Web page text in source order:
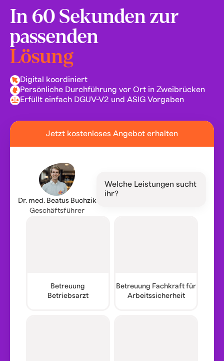
In 60 Sekunden zur
passenden
Lösung
Digital koordiniert
Persönliche Durchführung vor Ort in Zweibrücken
Erfüllt einfach DGUV-V2 und ASIG Vorgaben
Jetzt kostenloses Angebot erhalten
Dr. med. Beatus Buchzik
Geschäftsführer
Welche Leistungen sucht
ihr?
Betreuung
Betriebsarzt
Betreuung Fachkraft für
Arbeitssicherheit